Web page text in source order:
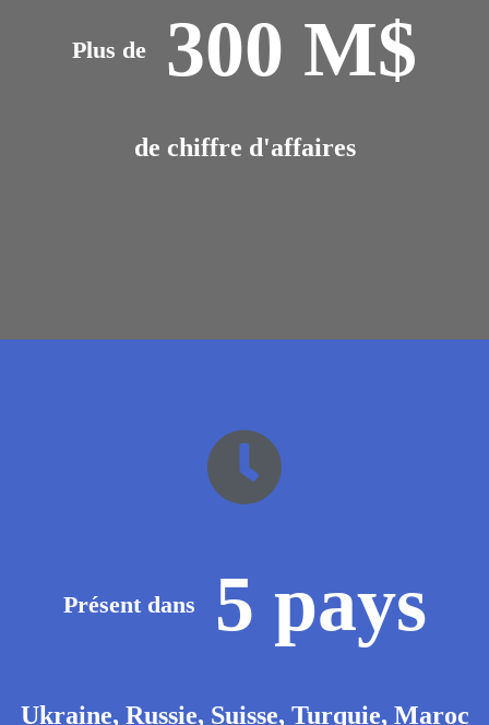
Plus de 300 M$
de chiffre d'affaires
Présent dans 5 pays
Ukraine, Russie, Suisse, Turquie, Maroc